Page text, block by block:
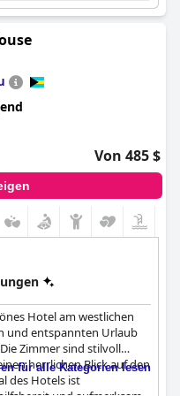
Von 485 $
Hotel am westlichen
und entspannten Urlaub
Zimmer sind stilvoll
herrlichen Blick auf den
des Hotels ist
für alle Kategorien lesen